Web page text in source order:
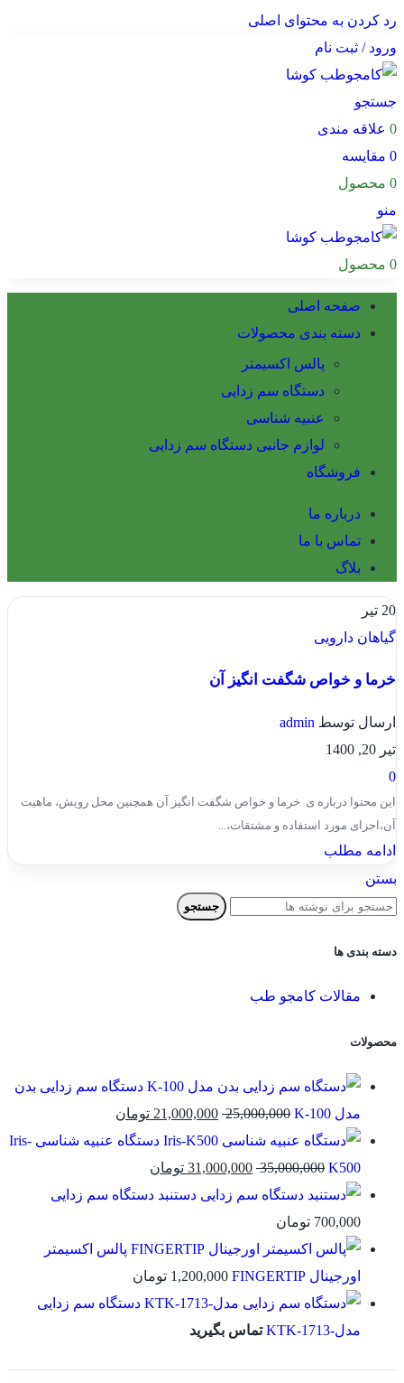
رد کردن به محتوای اصلی
ورود / ثبت نام
جستجو
0 علاقه مندی
0 مقایسه
0 محصول
منو
0 محصول
صفحه اصلی
دسته بندی محصولات
پالس اکسیمتر
دستگاه سم زدایی
عنبیه شناسی
لوازم جانبی دستگاه سم زدایی
فروشگاه
درباره ما
تماس با ما
بلاگ
20 تیر
گیاهان دارویی
خرما و خواص شگفت انگیز آن
ارسال توسط admin
تیر 20, 1400
0
این محتوا درباره ی خرما و خواص شگفت انگیز آن همچنین محل رویش، ماهیت
آن،اجزای مورد استفاده و مشتقات،...
ادامه مطلب
بستن
جستجو
دسته بندی ها
مقالات کامجو طب
محصولات
دستگاه سم زدایی بدن
مدل K-100
25,000,000
21,000,000 تومان
دستگاه عنبیه شناسی Iris-
K500
35,000,000
31,000,000 تومان
دستنبد دستگاه سم زدایی
700,000 تومان
پالس اکسیمتر
اورجینال FINGERTIP
1,200,000 تومان
دستگاه سم زدایی
مدل-KTK-1713
تماس بگیرید